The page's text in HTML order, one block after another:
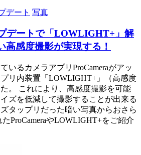
デート 写真
デートで「LOWLIGHT+」解
高感度撮影が実現する！
いるカメラアプリProCameraがアッ
リ内装置「LOWLIGHT+」（高感度
。 これにより、高感度撮影を可能
ズを低減して撮影することが出来る
タップリだった暗い写真からおさら
ProCameraやLOWLIGHT+をご紹介